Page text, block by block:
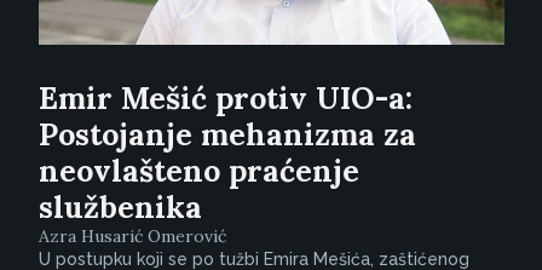
Emir Mešić protiv UIO-a:
Postojanje mehanizma za
neovlašteno praćenje
službenika
Azra Husarić Omerović
U postupku koji se po tužbi Emira Mešića, zaštićenog